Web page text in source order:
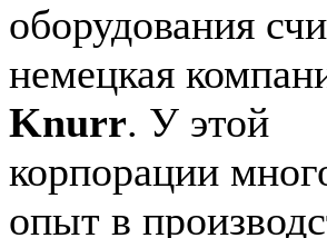
оборудования
немецкая
Knurr. У этой
корпорации
опыт в